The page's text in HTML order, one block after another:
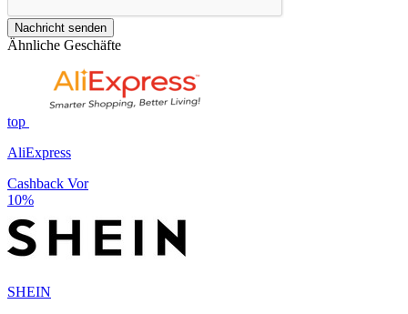
Nachricht senden
Ähnliche Geschäfte
top
AliExpress
Cashback Vor
10%
SHEIN